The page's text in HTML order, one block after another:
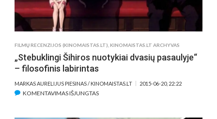
FILMŲ RECENZIJOS (KINOMAISTAS.LT) KINOMAISTAS.LT ARCHYVAS
„Stebuklingi Šihiros nuotykiai dvasių pasaulyje“
– filosofinis labirintas
MARKAS AURELIJUS PIESINAS / KINOMAISTAS.LT 2015-06-20, 22:22
KOMENTAVIMAS IŠJUNGTASĮRAŠE